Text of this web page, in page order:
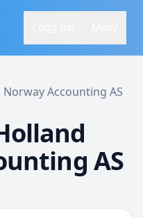
Accounting AS
AS